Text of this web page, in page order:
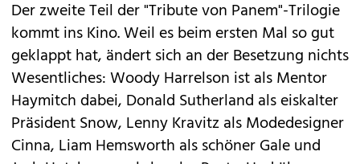
Der zweite Teil der "Tribute von Panem"-Trilogie
kommt ins Kino. Weil es beim ersten Mal so gut
geklappt hat, ändert sich an der Besetzung nichts
Wesentliches: Woody Harrelson ist als Mentor
Haymitch dabei, Donald Sutherland als eiskalter
Präsident Snow, Lenny Kravitz als Modedesigner
Cinna, Liam Hemsworth als schöner Gale und